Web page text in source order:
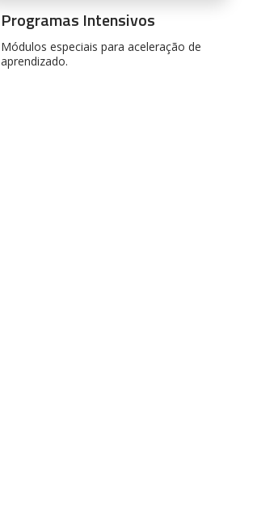
Programas Intensivos
Módulos especiais para aceleração de
aprendizado.